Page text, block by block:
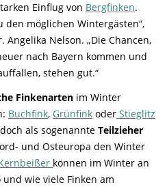
Einflug von Bergfinken.
den möglichen Wintergästen“,
Nelson. „Die Chancen,
nach Bayern kommen und
stehen gut.“
Finkenarten im Winter
Buchfink, Grünfink oder Stieglitz
als sogenannte Teilzieher
und Osteuropa den Winter
können im Winter an
wie viele Finken am